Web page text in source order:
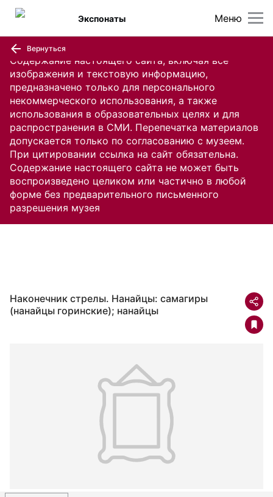
Содержание настоящего сайта, включая все
изображения и текстовую информацию,
предназначено только для персонального
некоммерческого использования, а также
использования в образовательных целях и для
распространения в СМИ. Перепечатка материалов
допускается только по согласованию с музеем.
При цитировании ссылка на сайт обязательна.
Содержание настоящего сайта не может быть
воспроизведено целиком или частично в любой
форме без предварительного письменного
разрешения музея
Меню
Экспонаты
Вернуться
Наконечник стрелы. Нанайцы: самагиры
(нанайцы горинские); нанайцы